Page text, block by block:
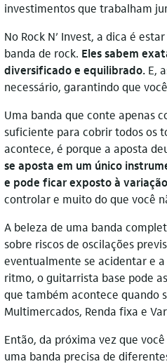
investimentos que trabalham
No Rock N’ Invest, a dica é
banda de rock. Eles sabem
diversificado e equilibrado. E,
necessário, garantindo que
Uma banda que conte apenas
suficiente para cobrir todos os
acontece, é porque a aposta
se aposta em um único
e pode ficar exposto à
controlar e muito do que você
A beleza de uma banda
sobre riscos de oscilações
eventualmente se acidentar e
ritmo, o guitarrista base pode
que também acontece quando
Multimercados, Renda fixa e
Então, da próxima vez que
uma banda precisa de